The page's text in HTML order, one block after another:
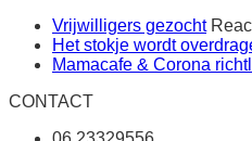
Vrijwilligers gezocht
Het stokje wordt
Mamacafe & Corona
CONTACT